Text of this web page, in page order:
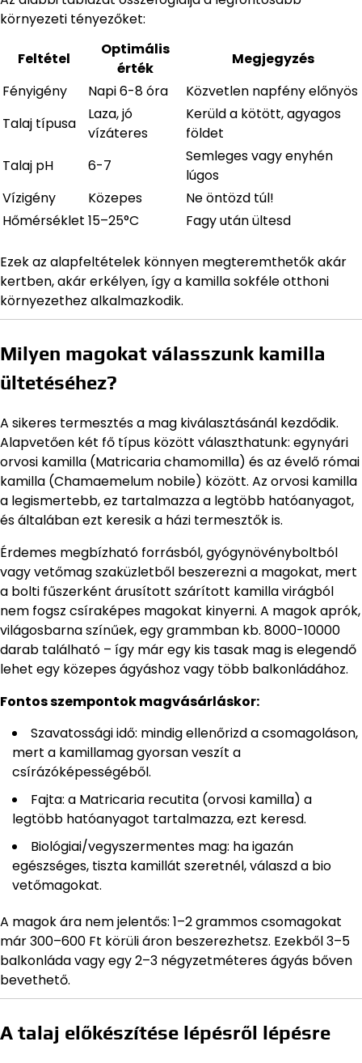
környezeti tényezőket:
Feltétel
Optimális
érték
Megjegyzés
Fényigény
Napi 6-8 óra
Közvetlen napfény előnyös
Talaj típusa
Laza, jó
vízáteres
Kerüld a kötött, agyagos
földet
Talaj pH
6-7
Semleges vagy enyhén
lúgos
Vízigény
Közepes
Ne öntözd túl!
Hőmérséklet 15–25°C Fagy után ültesd
Ezek az alapfeltételek könnyen megteremthetők akár
kertben, akár erkélyen, így a kamilla sokféle otthoni
környezethez alkalmazkodik.
Milyen magokat válasszunk kamilla
ültetéséhez?
A sikeres termesztés a mag kiválasztásánál kezdődik.
Alapvetően két fő típus között választhatunk: egynyári
orvosi kamilla (Matricaria chamomilla) és az évelő római
kamilla (Chamaemelum nobile) között. Az orvosi kamilla
a legismertebb, ez tartalmazza a legtöbb hatóanyagot,
és általában ezt keresik a házi termesztők is.
Érdemes megbízható forrásból, gyógynövényboltból
vagy vetőmag szaküzletből beszerezni a magokat, mert
a bolti fűszerként árusított szárított kamilla virágból
nem fogsz csíraképes magokat kinyerni. A magok aprók,
világosbarna színűek, egy grammban kb. 8000-10000
darab található – így már egy kis tasak mag is elegendő
lehet egy közepes ágyáshoz vagy több balkonládához.
Fontos szempontok magvásárláskor:
Szavatossági idő: mindig ellenőrizd a csomagoláson,
mert a kamillamag gyorsan veszít a
csírázóképességéből.
Fajta: a Matricaria recutita (orvosi kamilla) a
legtöbb hatóanyagot tartalmazza, ezt keresd.
Biológiai/vegyszermentes mag: ha igazán
egészséges, tiszta kamillát szeretnél, válaszd a bio
vetőmagokat.
A magok ára nem jelentős: 1–2 grammos csomagokat
már 300–600 Ft körüli áron beszerezhetsz. Ezekből 3–5
balkonláda vagy egy 2–3 négyzetméteres ágyás bőven
bevethető.
A talaj előkészítése lépésről lépésre